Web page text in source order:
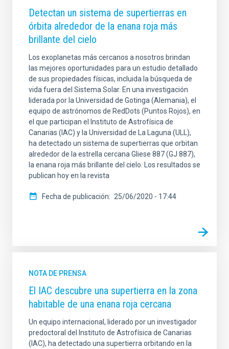
Detectan un sistema de supertierras en
órbita alrededor de la enana roja más
brillante del cielo
Los exoplanetas más cercanos a nosotros brindan
las mejores oportunidades para un estudio detallado
de sus propiedades físicas, incluida la búsqueda de
vida fuera del Sistema Solar. En una investigación
liderada por la Universidad de Gotinga (Alemania), el
equipo de astrónomos de RedDots (Puntos Rojos), en
el que participan el Instituto de Astrofísica de
Canarias (IAC) y la Universidad de La Laguna (ULL),
ha detectado un sistema de supertierras que orbitan
alrededor de la estrella cercana Gliese 887 (GJ 887),
la enana roja más brillante del cielo. Los resultados se
publican hoy en la revista
Fecha de publicación 25/06/2020 - 17:44
NOTA DE PRENSA
El IAC descubre una supertierra en la zona
habitable de una enana roja cercana
Un equipo internacional, liderado por un investigador
predoctoral del Instituto de Astrofísica de Canarias
(IAC), ha detectado una supertierra orbitando en la